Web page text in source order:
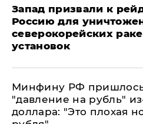
Запад призвали к
Россию для
северокорейских
установок
Минфину РФ пришлось
"давление на рубль"
доллара: "Это плохая